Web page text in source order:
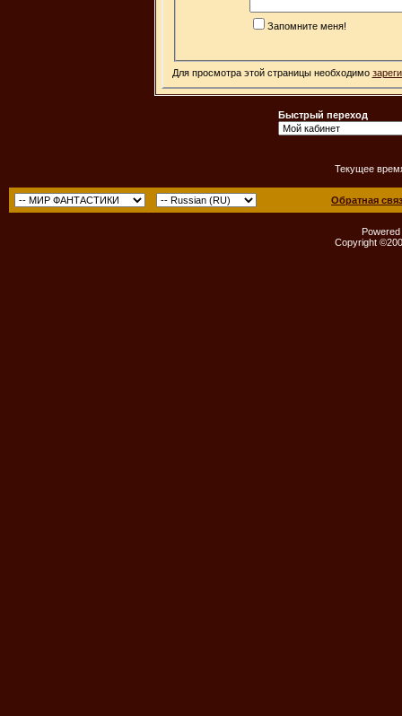
Запомните меня!
Для просмотра этой страницы необходимо
Быстрый переход
Текущее
Обратная
Copyright